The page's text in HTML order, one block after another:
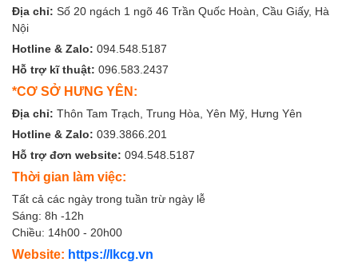
Địa chỉ: Số 20 ngách 1 ngõ 46 Trần Quốc Hoàn, Cầu Giấy, Hà
Nội
Hotline & Zalo: 094.548.5187
Hỗ trợ kĩ thuật: 096.583.2437
*CƠ SỞ HƯNG YÊN:
Địa chỉ: Thôn Tam Trạch, Trung Hòa, Yên Mỹ, Hưng Yên
Hotline & Zalo: 039.3866.201
Hỗ trợ đơn website: 094.548.5187
Thời gian làm việc:
Tất cả các ngày trong tuần trừ ngày lễ
Sáng: 8h -12h
Chiều: 14h00 - 20h00
Website: https://lkcg.vn